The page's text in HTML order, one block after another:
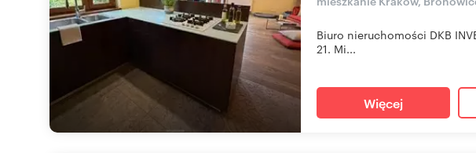
Biuro nieruchomości DKB
21. Mi...
Więcej